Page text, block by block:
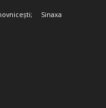
Sinaxa